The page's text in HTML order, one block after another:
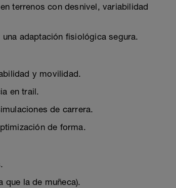
terrenos con desnivel, variabilidad
adaptación fisiológica segura.
y movilidad.
en trail.
de carrera.
de forma.
que la de muñeca).